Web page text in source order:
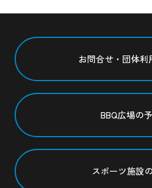
お問合せ・団体利
BBQ広場の
スポーツ施設